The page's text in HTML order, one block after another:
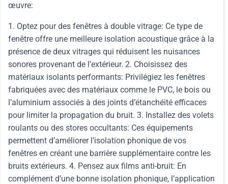
œuvre:
1. Optez pour des fenêtres à double vitrage: Ce type de
fenêtre offre une meilleure isolation acoustique grâce à la
présence de deux vitrages qui réduisent les nuisances
sonores provenant de l’extérieur. 2. Choisissez des
matériaux isolants performants: Privilégiez les fenêtres
fabriquées avec des matériaux comme le PVC, le bois ou
l’aluminium associés à des joints d’étanchéité efficaces
pour limiter la propagation du bruit. 3. Installez des volets
roulants ou des stores occultants: Ces équipements
permettent d’améliorer l’isolation phonique de vos
fenêtres en créant une barrière supplémentaire contre les
bruits extérieurs. 4. Pensez aux films anti-bruit: En
complément d’une bonne isolation phonique, l’application